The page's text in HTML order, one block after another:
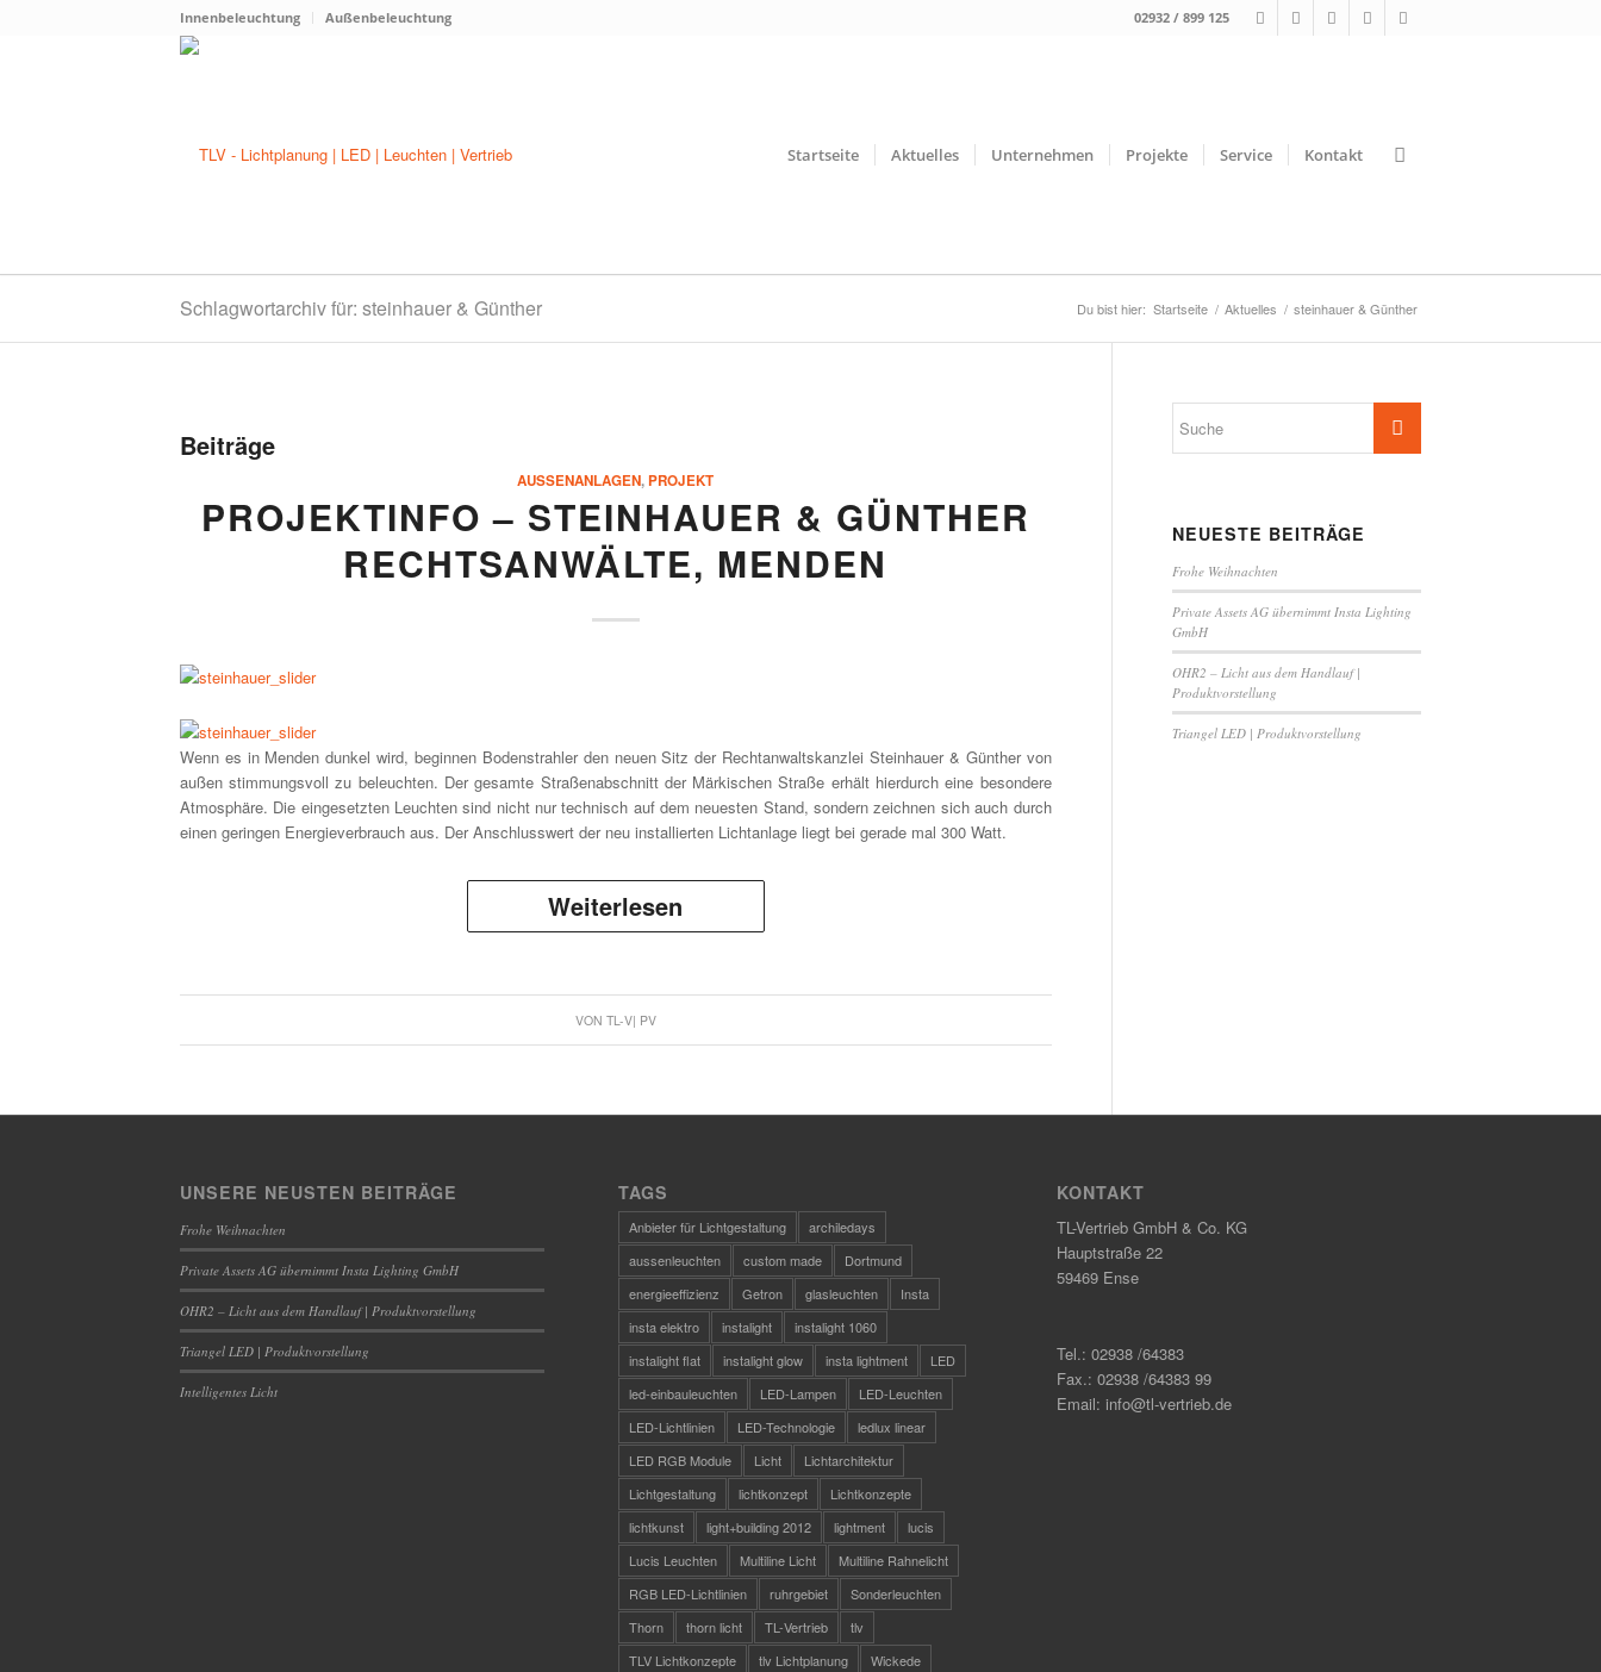
Innenbeleuchtung Außenbeleuchtung 02932 / 899 125
Startseite Aktuelles Unternehmen Projekte Service Kontakt
Schlagwortarchiv für: steinhauer & Günther Du bist hier: Startseite / Aktuelles / steinhauer & Günther
Beiträge
AUSSENANLAGEN ,PROJEKT
PROJEKTINFO – STEINHAUER & GÜNTHER
RECHTSANWÄLTE, MENDEN
Wenn es in Menden dunkel wird, beginnen Bodenstrahler den neuen Sitz der Rechtanwaltskanzlei Steinhauer & Günther von
außen stimmungsvoll zu beleuchten. Der gesamte Straßenabschnitt der Märkischen Straße erhält hierdurch eine besondere
Atmosphäre. Die eingesetzten Leuchten sind nicht nur technisch auf dem neuesten Stand, sondern zeichnen sich auch durch
einen geringen Energieverbrauch aus. Der Anschlusswert der neu installierten Lichtanlage liegt bei gerade mal 300 Watt.
Weiterlesen
VON TL-V| PV
NEUESTE BEITRÄGE
Frohe Weihnachten
Private Assets AG übernimmt Insta Lighting
GmbH
OHR2 – Licht aus dem Handlauf |
Produktvorstellung
Triangel LED | Produktvorstellung
UNSERE NEUSTEN BEITRÄGE
Frohe Weihnachten
Private Assets AG übernimmt Insta Lighting GmbH
OHR2 – Licht aus dem Handlauf | Produktvorstellung
Triangel LED | Produktvorstellung
Intelligentes Licht
TAGS
Anbieter für Lichtgestaltung
archiledays
aussenleuchten
custom made
Dortmund
energieeffizienz
Getron glasleuchten
Insta
insta elektro
instalight
instalight 1060
instalight flat
instalight glow insta lightment
LED
led-einbauleuchten
LED-Lampen
LED-Leuchten
LED-Lichtlinien
LED-Technologie
ledlux linear
LED RGB Module
Licht
Lichtarchitektur
Lichtgestaltung
lichtkonzept
Lichtkonzepte
lichtkunst
light+building 2012 lightment
lucis
Lucis Leuchten
Multiline Licht
Multiline Rahnelicht
RGB LED-Lichtlinien
ruhrgebiet
Sonderleuchten
Thorn
thorn licht TL-Vertrieb
tlv
TLV Lichtkonzepte
tlv Lichtplanung Wickede
KONTAKT
TL-Vertrieb GmbH & Co. KG
Hauptstraße 22
59469 Ense
Tel.: 02938 /64383
Fax.: 02938 /64383 99
Email: info@tl-vertrieb.de